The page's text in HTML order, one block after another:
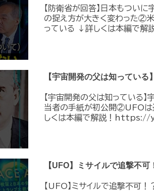
【防衛省が回答】日本もつい
の捉え方が大きく変わった②
っている ↓詳しくは本編で
【宇宙開発の父は知っている
【宇宙開発の父は知っている】
当者の手紙が初公開②UFOは
しくは本編で解説！https://
【UFO】ミサイルで追撃不可
【UFO】ミサイルで追撃不可